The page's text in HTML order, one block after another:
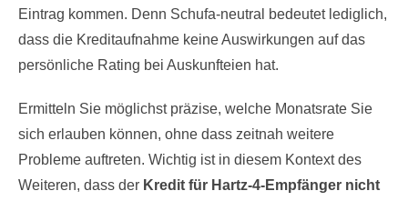
Eintrag kommen. Denn Schufa-neutral bedeutet lediglich,
dass die Kreditaufnahme keine Auswirkungen auf das
persönliche Rating bei Auskunfteien hat.
Ermitteln Sie möglichst präzise, welche Monatsrate Sie
sich erlauben können, ohne dass zeitnah weitere
Probleme auftreten. Wichtig ist in diesem Kontext des
Weiteren, dass der Kredit für Hartz-4-Empfänger nicht